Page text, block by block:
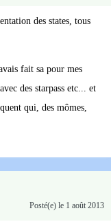
des states, tous
fait sa pour mes
des starpass etc... et
qui, des mômes,
Posté(e) le 1 août 2013